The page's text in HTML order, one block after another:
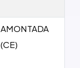
AMONTADA
(CE)